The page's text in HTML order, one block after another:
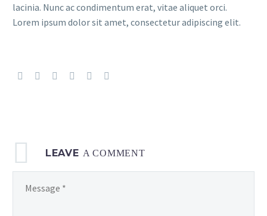
lacinia. Nunc ac condimentum erat, vitae aliquet orci.
Lorem ipsum dolor sit amet, consectetur adipiscing elit.
LEAVE A COMMENT